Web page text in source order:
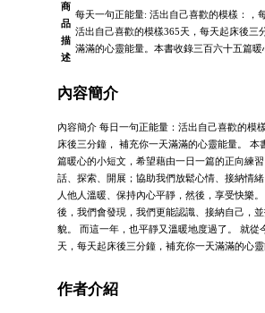
商
品
描
述
每天一句正能量: 活出自己喜歡的模樣：，
活出自己喜歡的模樣365天，每天起床後三
滿滿的心靈能量。本書收錄三百六十五篇
內容簡介
內容簡介 每日一句正能量：活出自己喜歡的模
床後三分鐘， 補充你一天滿滿的心靈能量。 本
篇暖心的小短文，希望藉由一日一篇的正向練
話、探索、開展；協助我們放鬆心情、接納情
人他人溫暖、保持內心平靜，然後，享受快樂
後，我們會發現，我們更能認識、接納自己，
貌。 而這一年，也平靜又溫暖地度過了。 就從
天，每天起床後三分鐘，補充你一天滿滿的心靈
作者介紹